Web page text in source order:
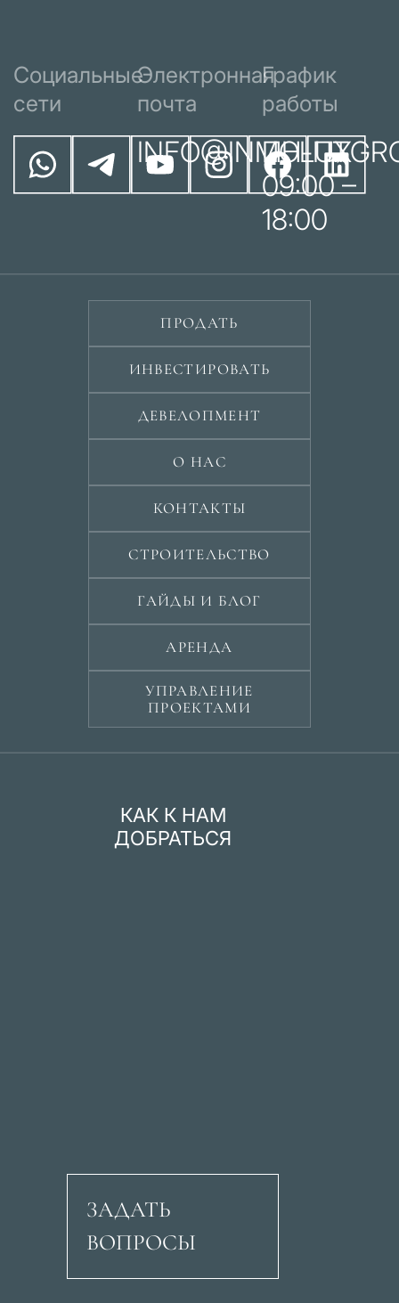
Социальные
сети
Электронная
почта
График
работы
ПН-ПТ
09:00 –
18:00
ПРОДАТЬ
ИНВЕСТИРОВАТЬ
ДЕВЕЛОПМЕНТ
О НАС
КОНТАКТЫ
СТРОИТЕЛЬСТВО
ГАЙДЫ И БЛОГ
АРЕНДА
УПРАВЛЕНИЕ
ПРОЕКТАМИ
КАК К НАМ
ДОБРАТЬСЯ
Авеню Рикардо
ЗАДАТЬ
ВОПРОСЫ